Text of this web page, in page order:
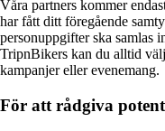
Våra partners kommer
har fått ditt föregående
personuppgifter ska samlas
TripnBikers kan du alltid
kampanjer eller evenemang.
För att rådgiva